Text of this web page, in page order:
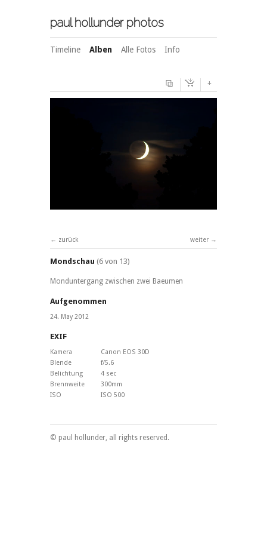
paul hollunder photos
Timeline Alben Alle Fotos Info
+
weiter
zurück
Mondschau (6 von 13)
Monduntergang zwischen zwei Baeumen
Aufgenommen
24. May 2012
EXIF
Kamera
Canon EOS 30D
Blende
f/5.6
Belichtung
4 sec
Brennweite
300mm
ISO
ISO 500
© paul hollunder, all rights reserved.